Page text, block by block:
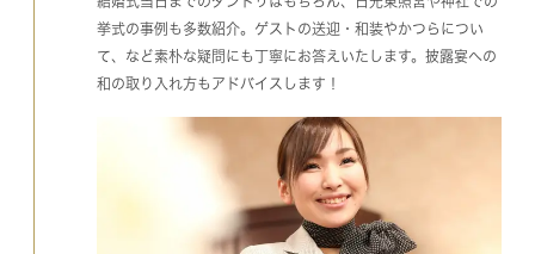
挙式の事例も多数紹介。ゲストの送迎・和装やかつらについ
て、など素朴な疑問にも丁寧にお答えいたします。披露宴への
和の取り入れ方もアドバイスします！